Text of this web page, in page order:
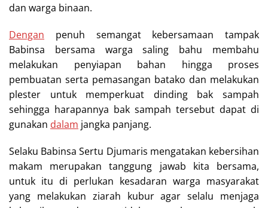
dan warga binaan.
Dengan penuh semangat kebersamaan tampak
Babinsa bersama warga saling bahu membahu
melakukan penyiapan bahan hingga proses
pembuatan serta pemasangan batako dan melakukan
plester untuk memperkuat dinding bak sampah
sehingga harapannya bak sampah tersebut dapat di
gunakan dalam jangka panjang.
Selaku Babinsa Sertu Djumaris mengatakan kebersihan
makam merupakan tanggung jawab kita bersama,
untuk itu di perlukan kesadaran warga masyarakat
yang melakukan ziarah kubur agar selalu menjaga